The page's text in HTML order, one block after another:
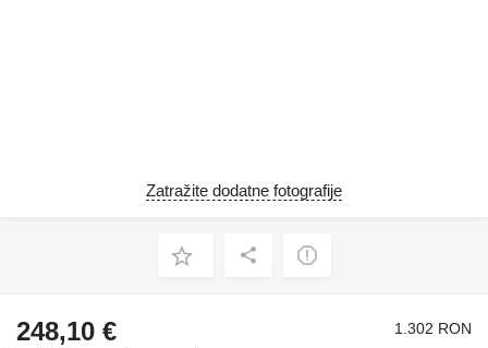
Zatražite dodatne fotografije
248,10 € 1.302 RON